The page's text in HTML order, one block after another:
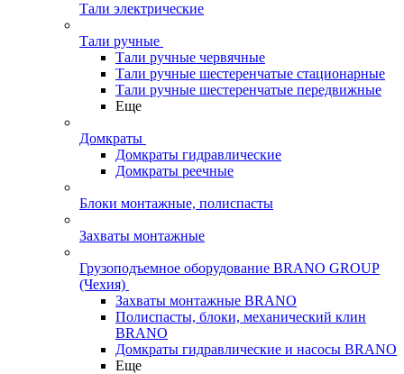
Тали электрические
Тали ручные
Тали ручные червячные
Тали ручные шестеренчатые стационарные
Тали ручные шестеренчатые передвижные
Еще
Домкраты
Домкраты гидравлические
Домкраты реечные
Блоки монтажные, полиспасты
Захваты монтажные
Грузоподъемное оборудование BRANO GROUP
(Чехия)
Захваты монтажные BRANO
Полиспасты, блоки, механический клин
BRANO
Домкраты гидравлические и насосы BRANO
Еще